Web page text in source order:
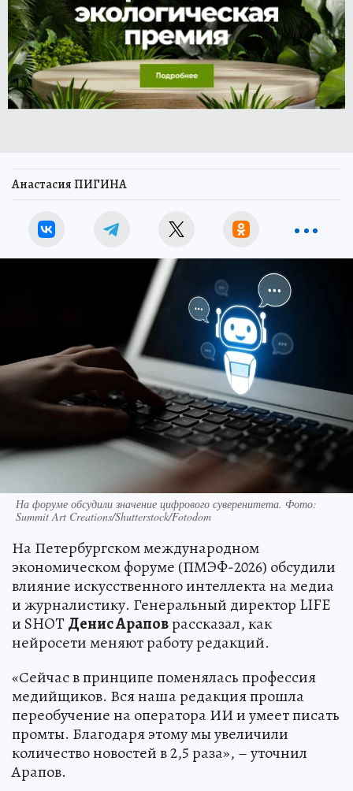
Анастасия ПИГИНА
На форуме обсудили значение цифрового суверенитета. Фото:
Summit Art Creations/Shutterstock/Fotodom
На Петербургском международном
экономическом форуме (ПМЭФ-2026) обсудили
влияние искусственного интеллекта на медиа
и журналистику. Генеральный директор LIFE
и SHOTДенис Араповрассказал, как
нейросети меняют работу редакций.
«Сейчас в принципе поменялась профессия
медийщиков. Вся наша редакция прошла
переобучение на оператора ИИ и умеет писать
промты. Благодаря этому мы увеличили
количество новостей в 2,5 раза», – уточнил
Арапов.